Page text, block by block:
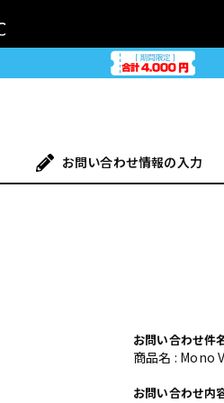
お問い合わせ情報の入力
お問い合わせ件
商品名 : Mono
お問い合わせ内